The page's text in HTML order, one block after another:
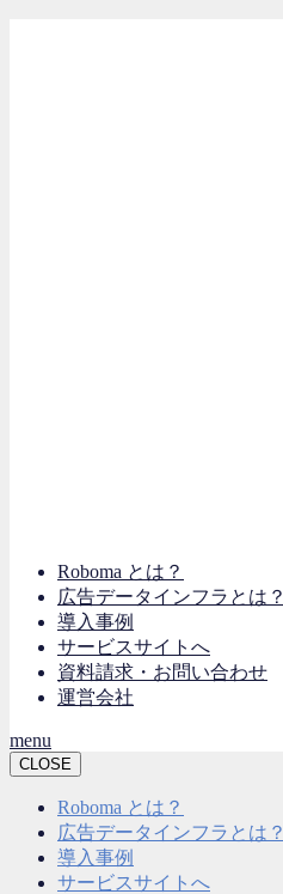
Roboma とは？
広告データインフラとは？
導入事例
サービスサイトへ
資料請求・お問い合わせ
運営会社
menu
CLOSE
Roboma とは？
広告データインフラとは？
導入事例
サービスサイトへ